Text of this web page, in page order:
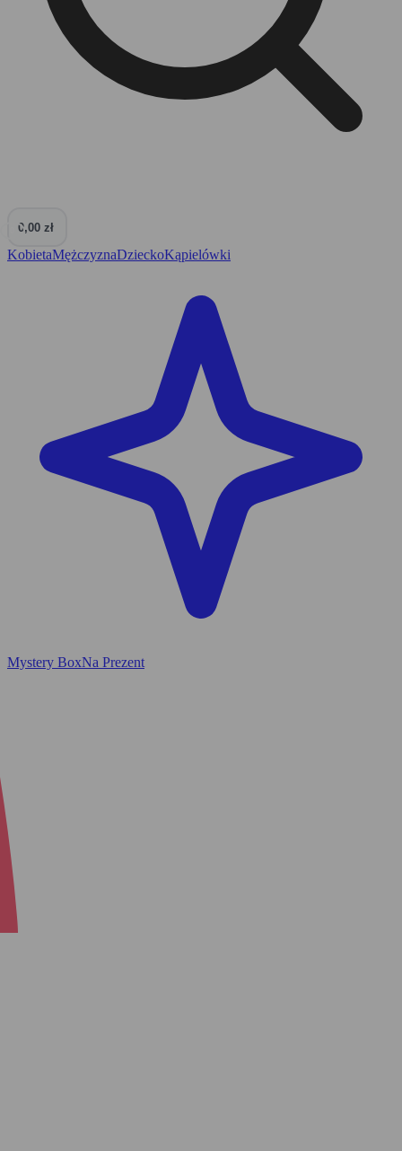
0,00 zł
KobietaMężczyznaDzieckoKąpielówki
Mystery BoxNa Prezent